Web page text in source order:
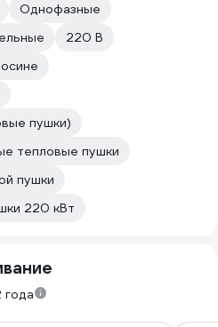
Однофазные
220 В
пушки)
тепловые пушки
пушки
220 кВт
года